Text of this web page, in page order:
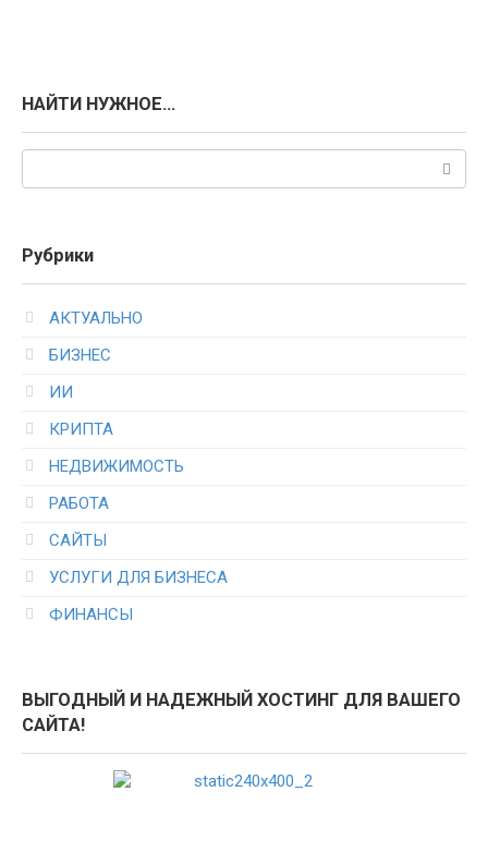
НАЙТИ НУЖНОЕ…
Рубрики
АКТУАЛЬНО
БИЗНЕС
ИИ
КРИПТА
НЕДВИЖИМОСТЬ
РАБОТА
САЙТЫ
УСЛУГИ ДЛЯ БИЗНЕСА
ФИНАНСЫ
ВЫГОДНЫЙ И НАДЕЖНЫЙ ХОСТИНГ ДЛЯ ВАШЕГО
САЙТА!